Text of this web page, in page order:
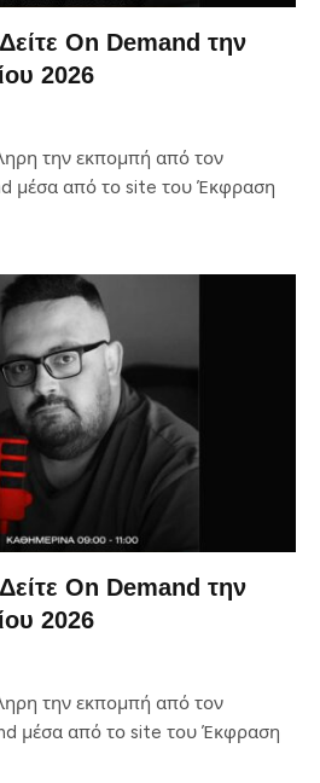
On Demand την
2026
την εκπομπή από τον
μέσα από το site του Έκφραση
On Demand την
2026
την εκπομπή από τον
μέσα από το site του Έκφραση